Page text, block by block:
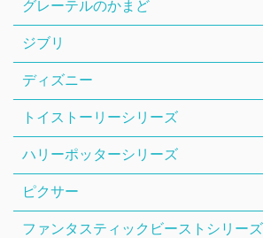
グレーテルのかまど
ジブリ
ディズニー
トイストーリーシリーズ
ハリーポッターシリーズ
ピクサー
ファンタスティックビーストシリーズ